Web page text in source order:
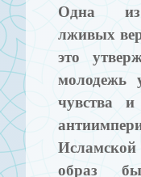
Одна из
лживых
это
молодежь
чувства
образ